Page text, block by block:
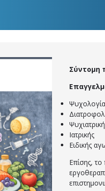
Σύντομη
Ιατρικής
Ειδικής
Επίσης, το